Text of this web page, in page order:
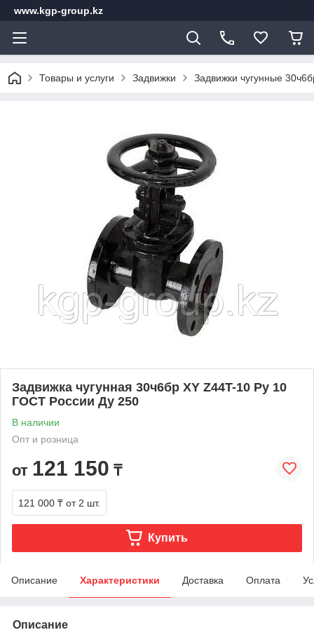
www.kgp-group.kz
Товары и услуги Задвижки Задвижки чугунные
Задвижка чугунная 30ч6бр ХY Z44T-10 Ру 10
ГОСТ России Ду 250
В наличии
Опт и розница
от 121 150 ₸
121 000 ₸ от 2 шт.
Купить
Описание Характеристики Доставка Оплата
Описание